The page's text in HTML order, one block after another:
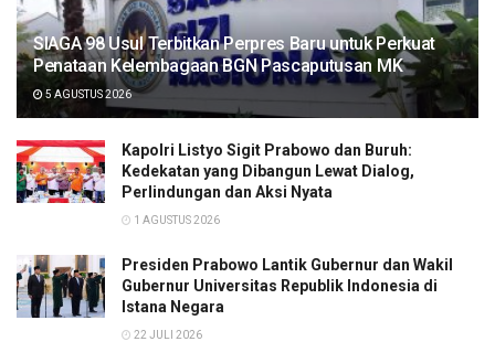
SIAGA 98 Usul Terbitkan Perpres Baru untuk Perkuat
Penataan Kelembagaan BGN Pascaputusan MK
5 AGUSTUS 2026
Kapolri Listyo Sigit Prabowo dan Buruh:
Kedekatan yang Dibangun Lewat Dialog,
Perlindungan dan Aksi Nyata
1 AGUSTUS 2026
Presiden Prabowo Lantik Gubernur dan Wakil
Gubernur Universitas Republik Indonesia di
Istana Negara
22 JULI 2026